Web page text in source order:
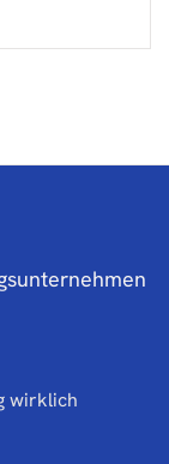
wirklich